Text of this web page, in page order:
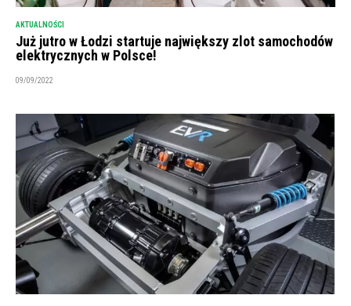
AKTUALNOŚCI
Już jutro w Łodzi startuje największy zlot samochodów
elektrycznych w Polsce!
09/09/2022